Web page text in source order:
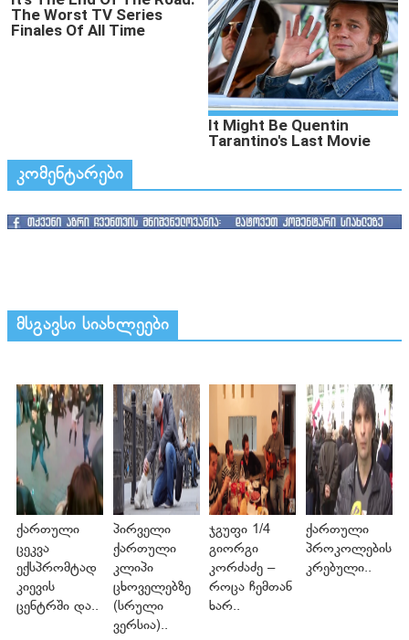
კომენტარები
მსგავსი სიახლეები
ქართული
ცეკვა
ექსპრომტად
კიევის
ცენტრში და..
პირველი
ქართული
კლიპი
ცხოველებზე
(სრული
ვერსია)..
ჯგუფი 1/4
გიორგი
კორძაძე –
როცა ჩემთან
ხარ..
ქართული
პროკოლების
კრებული..